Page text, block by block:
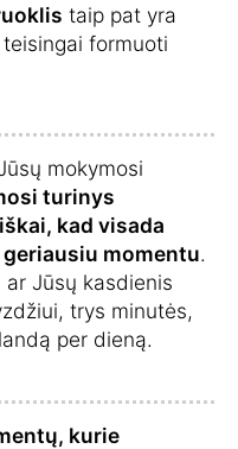
taip pat yra
formuoti
mokymosi
turinys
kad visada
momentu.
Jūsų kasdienis
trys minutės,
per dieną.
kurie